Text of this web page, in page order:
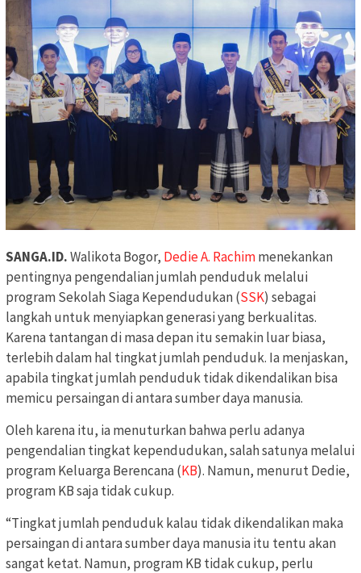
SANGA.ID.Walikota Bogor, Dedie A. Rachimmenekankan
pentingnya pengendalian jumlah penduduk melalui
program Sekolah Siaga Kependudukan (SSK) sebagai
langkah untuk menyiapkan generasi yang berkualitas.
Karena tantangan di masa depan itu semakin luar biasa,
terlebih dalam hal tingkat jumlah penduduk. Ia menjaskan,
apabila tingkat jumlah penduduk tidak dikendalikan bisa
memicu persaingan di antara sumber daya manusia.
Oleh karena itu, ia menuturkan bahwa perlu adanya
pengendalian tingkat kependudukan, salah satunya melalui
program Keluarga Berencana (KB). Namun, menurut Dedie,
program KB saja tidak cukup.
“Tingkat jumlah penduduk kalau tidak dikendalikan maka
persaingan di antara sumber daya manusia itu tentu akan
sangat ketat. Namun, program KB tidak cukup, perlu